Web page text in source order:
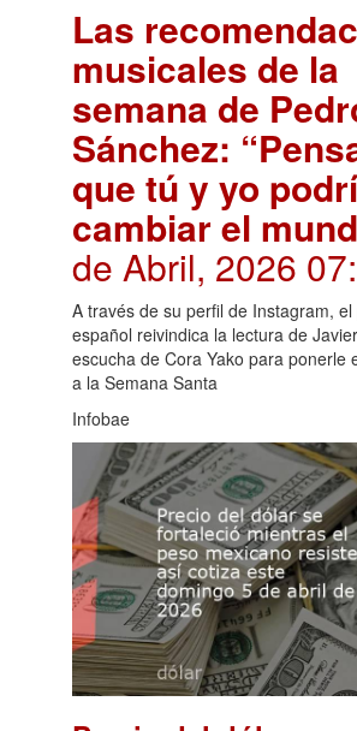
Las
musicales de la
semana de
Sánchez:
que tú y yo
cambiar el
de Abril, 2026
A través de su perfil de Instagram,
español reivindica la lectura de
escucha de Cora Yako para ponerle
a la Semana Santa
Infobae